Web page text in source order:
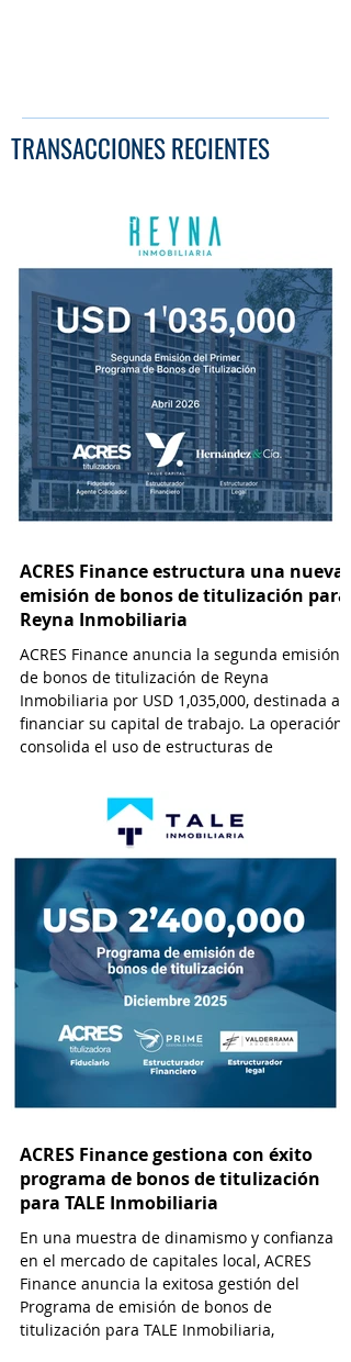
Grupo Caral concretó nuevo financiamiento
en el mercado de capitales por US$
2’250,000
TRANSACCIONES RECIENTES
ACRES Finance estructura una nueva
emisión de bonos de titulización para
Reyna Inmobiliaria
ACRES Finance anuncia la segunda emisión
de bonos de titulización de Reyna
Inmobiliaria por USD 1,035,000, destinada a
financiar su capital de trabajo. La operación
consolida el uso de estructuras de
financiamiento cada vez más viable y
atractiva para empresas que operan en el
sector inmobiliario. Esta modalidad permite
a las desarrolladoras inmobiliarias
monetizar flujos futuros de efectivo a través
de la emisión de valores negociables en el
ACRES Finance gestiona con éxito
programa de bonos de titulización
para TALE Inmobiliaria
En una muestra de dinamismo y confianza
en el mercado de capitales local, ACRES
Finance anuncia la exitosa gestión del
Programa de emisión de bonos de
titulización para TALE Inmobiliaria,